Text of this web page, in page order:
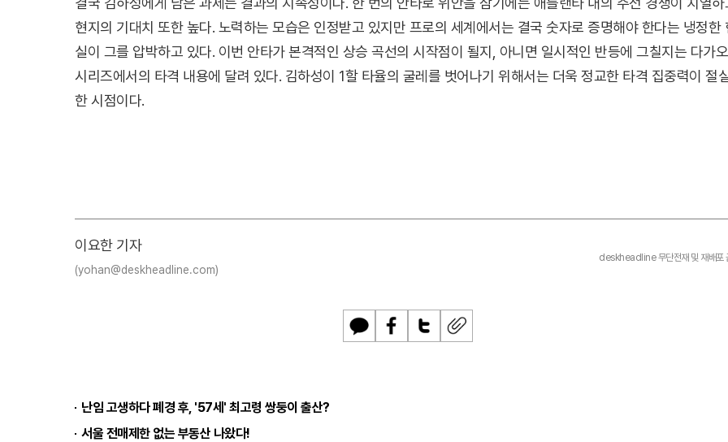
현지의 기대치 또한 높다. 노력하는 모습은 인정받고 있지만 프로의 세계에서는 결국 숫자로 증명해야 한다는 냉정한
실이 그를 압박하고 있다. 이번 안타가 본격적인 상승 곡선의 시작점이 될지, 아니면 일시적인 반등에 그칠지는 다가
시리즈에서의 타격 내용에 달려 있다. 김하성이 1할 타율의 굴레를 벗어나기 위해서는 더욱 정교한 타격 집중력이 절
한 시점이다.
이요한 기자
(yohan@deskheadline.com)
deskheadline 무단전재 및 재배포
카
페
트
U
난임 고생하다 폐경 후, '57세' 최고령 쌍둥이 출산?
서울 전매제한 없는 부동산 나왔다!